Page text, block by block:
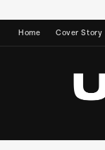
Home Cover Story